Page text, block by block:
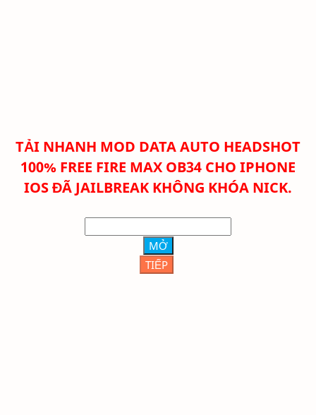
TẢI NHANH MOD DATA AUTO HEADSHOT
100% FREE FIRE MAX OB34 CHO IPHONE
IOS ĐÃ JAILBREAK KHÔNG KHÓA NICK.
MỞ
TIẾP